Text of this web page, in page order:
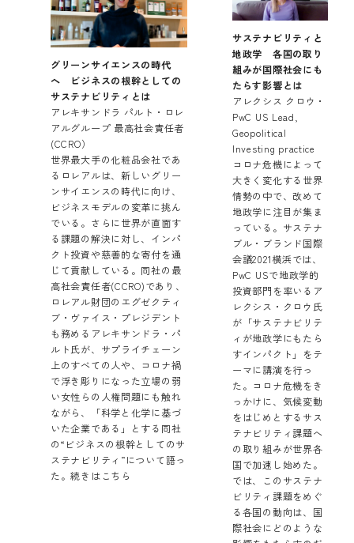
グリーンサイエンスの時代
へ ビジネスの根幹としての
サステナビリティとは
アレキサンドラ パルト・ロレ
アルグループ 最高社会責任者
(CCRO）
世界最大手の化粧品会社であ
るロレアルは、新しいグリー
ンサイエンスの時代に向け、
ビジネスモデルの変革に挑ん
でいる。さらに世界が直面す
る課題の解決に対し、インパ
クト投資や慈善的な寄付を通
じて貢献している。同社の最
高社会責任者(CCRO)であり、
ロレアル財団のエグゼクティ
ブ・ヴァイス・プレジデント
も務めるアレキサンドラ・パ
ルト氏が、サプライチェーン
上のすべての人や、コロナ禍
で浮き彫りになった立場の弱
い女性らの人権問題にも触れ
ながら、「科学と化学に基づ
いた企業である」とする同社
の“ビジネスの根幹としてのサ
ステナビリティ”について語っ
た。続きはこちら
サステナビリティと
地政学 各国の取り
組みが国際社会にも
たらす影響とは
アレクシス クロウ・
PwC US Lead,
Geopolitical
Investing practice
コロナ危機によって
大きく変化する世界
情勢の中で、改めて
地政学に注目が集ま
っている。サステナ
ブル・ブランド国際
会議2021横浜では、
PwC USで地政学的
投資部門を率いるア
レクシス・クロウ氏
が「サステナビリテ
ィが地政学にもたら
すインパクト」をテ
ーマに講演を行っ
た。コロナ危機をき
っかけに、気候変動
をはじめとするサス
テナビリティ課題へ
の取り組みが世界各
国で加速し始めた。
では、このサステナ
ビリティ課題をめぐ
る各国の動向は、国
際社会にどのような